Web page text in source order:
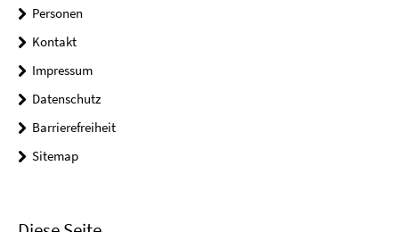
Personen
Kontakt
Impressum
Datenschutz
Barrierefreiheit
Sitemap